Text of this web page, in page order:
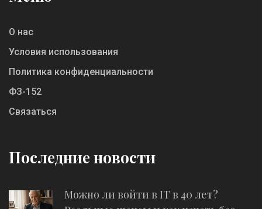
О нас
Условия использования
Политика конфиденциальности
ФЗ-152
Связаться
Последние новости
Можно ли войти в IT в 40 лет?